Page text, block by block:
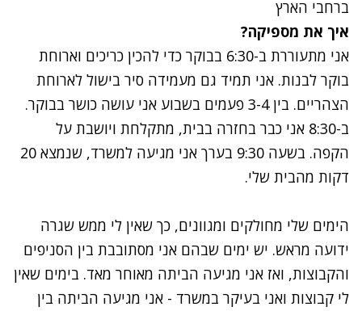
ברחבי הארץ
איך את מספיקה?
אני מתעוררת ב-6:30 בבוקר כדי להכין כריכים וארוחת
בוקר לבנות. אני תמיד גם מעמידה סיר בישול לארוחת
הצהריים. בין 3-4 פעמים בשבוע אני עושה כושר בבוקר.
ב-8:30 אני כבר בחזרה בבית, מתקלחת ויושבת על
הקפה. בשעה 9:30 בערך אני מגיעה למשרד, שנמצא 20
דקות מהבית שלי.
הימים שלי מחולקים ומגוונים, כך שאין לי ממש שגרה
ידועה מראש. יש ימים שבהם אני מסתובבת בין הסניפים
והקבוצות, ואז אני מגיעה הביתה מאוחר מאד. בימים שאין
לי קבוצות ואני בעיקר במשרד - אני מגיעה הביתה בין